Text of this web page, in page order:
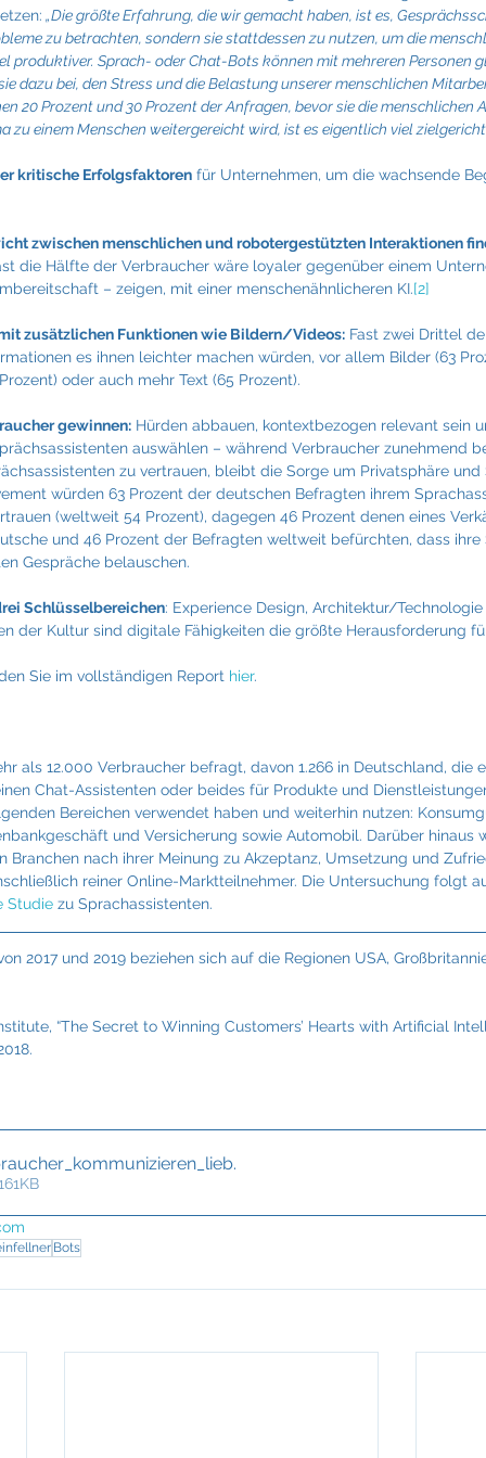
„Die größte Erfahrung, die wir gemacht haben, ist es,
zu betrachten, sondern sie stattdessen zu nutzen, um die
produktiver. Sprach- oder Chat-Bots können mit mehreren Personen
dazu bei, den Stress und die Belastung unserer menschlichen
20 Prozent und 30 Prozent der Anfragen, bevor sie die menschlichen
zu einem Menschen weitergereicht wird, ist es eigentlich viel
kritische Erfolgsfaktoren für Unternehmen, um die wachsende
zwischen menschlichen und robotergestützten Interaktionen
die Hälfte der Verbraucher wäre loyaler gegenüber einem
– zeigen, mit einer menschenähnlicheren KI.[2]
zusätzlichen Funktionen wie Bildern/Videos: Fast zwei Drittel
es ihnen leichter machen würden, vor allem Bilder (63
oder auch mehr Text (65 Prozent).
gewinnen: Hürden abbauen, kontextbezogen relevant sein
auswählen – während Verbraucher zunehmend
zu vertrauen, bleibt die Sorge um Privatsphäre
würden 63 Prozent der deutschen Befragten ihrem
(weltweit 54 Prozent), dagegen 46 Prozent denen eines
und 46 Prozent der Befragten weltweit befürchten, dass
Gespräche belauschen.
Schlüsselbereichen: Experience Design, Architektur/
der Kultur sind digitale Fähigkeiten die größte Herausforderung
Sie im vollständigen Report hier.
als 12.000 Verbraucher befragt, davon 1.266 in Deutschland, die
Chat-Assistenten oder beides für Produkte und
Bereichen verwendet haben und weiterhin nutzen:
und Versicherung sowie Automobil. Darüber hinaus
Branchen nach ihrer Meinung zu Akzeptanz, Umsetzung und
reiner Online-Marktteilnehmer. Die Untersuchung folgt
Studie zu Sprachassistenten.
2017 und 2019 beziehen sich auf die Regionen USA,
“The Secret to Winning Customers’ Hearts with Artificial
.
Bots